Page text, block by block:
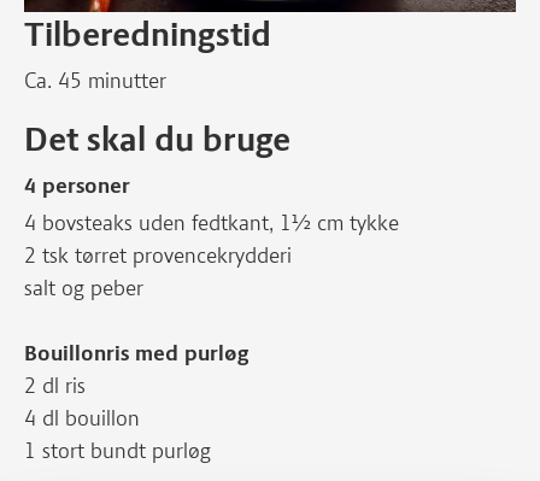
Tilberedningstid
Ca. 45 minutter
Det skal du bruge
4 personer
4 bovsteaks uden fedtkant, 1½ cm tykke
2 tsk tørret provencekrydderi
salt og peber
Bouillonris med purløg
2 dl ris
4 dl bouillon
1 stort bundt purløg